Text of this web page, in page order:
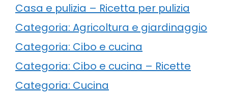
Casa e pulizia – Ricetta per pulizia
Categoria: Agricoltura e giardinaggio
Categoria: Cibo e cucina
Categoria: Cibo e cucina – Ricette
Categoria: Cucina